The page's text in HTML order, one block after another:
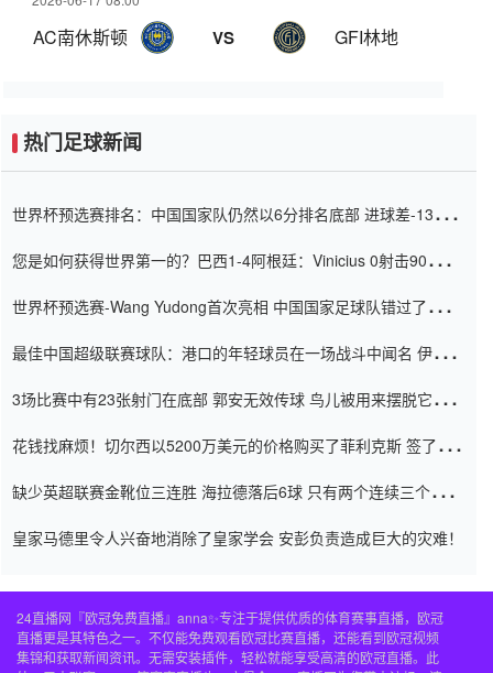
AC南休斯顿 VS GFI林地
热门足球新闻
世界杯预选赛排名：中国国家队仍然以6分排名底部 进球差-13令人
您是如何获得世界第一的？巴西1-4阿根廷：Vinicius 0射击90分钟
世界杯预选赛-Wang Yudong首次亮相 中国国家足球队错过了世界
最佳中国超级联赛球队：港口的年轻球员在一场战斗中闻名 伊万放
3场比赛中有23张射门在底部 郭安无效传球 鸟儿被用来摆脱它
花钱找麻烦！切尔西以5200万美元的价格购买了菲利克斯 签了7年
缺少英超联赛金靴位三连胜 海拉德落后6球 只有两个连续三个连续
皇家马德里令人兴奋地消除了皇家学会 安彭负责造成巨大的灾难！
24直播网『欧冠免费直播』anna✨专注于提供优质的体育赛事直播，欧冠
直播更是其特色之一。不仅能免费观看欧冠比赛直播，还能看到欧冠视频
集锦和获取新闻资讯。无需安装插件，轻松就能享受高清的欧冠直播。此